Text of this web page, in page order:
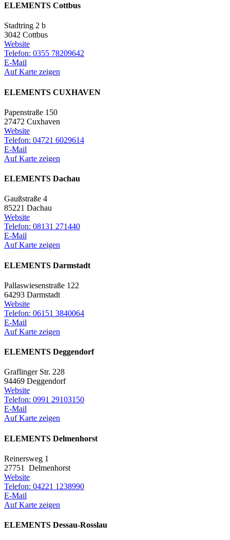
ELEMENTS Cottbus
Stadtring 2 b
3042 Cottbus
Website
Telefon: 0355 78209642
E-Mail
Auf Karte zeigen
ELEMENTS CUXHAVEN
Papenstraße 150
27472 Cuxhaven
Website
Telefon: 04721 6029614
E-Mail
Auf Karte zeigen
ELEMENTS Dachau
Gaußstraße 4
85221 Dachau
Website
Telefon: 08131 271440
E-Mail
Auf Karte zeigen
ELEMENTS Darmstadt
Pallaswiesenstraße 122
64293 Darmstadt
Website
Telefon: 06151 3840064
E-Mail
Auf Karte zeigen
ELEMENTS Deggendorf
Graflinger Str. 228
94469 Deggendorf
Website
Telefon: 0991 29103150
E-Mail
Auf Karte zeigen
ELEMENTS Delmenhorst
Reinersweg 1
27751 Delmenhorst
Website
Telefon: 04221 1238990
E-Mail
Auf Karte zeigen
ELEMENTS Dessau-Rosslau